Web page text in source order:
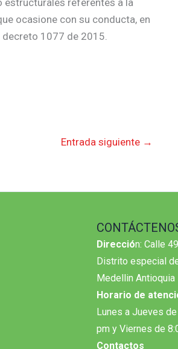
estructurales referentes a la
ocasione con su conducta, en
1077 de 2015.
Entrada siguiente →
Dirección: Calle
Distrito especial
Medellin Antioquia
Horario de
Lunes a Jueves
pm y Viernes de
Contactos